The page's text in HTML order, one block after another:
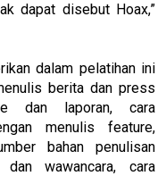
dapat disebut Hoax,”
dalam pelatihan ini
berita dan press
dan laporan, cara
menulis feature,
bahan penulisan
wawancara, cara